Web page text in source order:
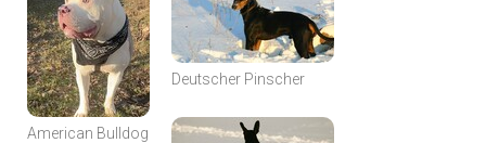
American Bulldog
Deutscher Pinscher